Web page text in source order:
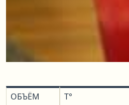
ОБЪЁМ
T°